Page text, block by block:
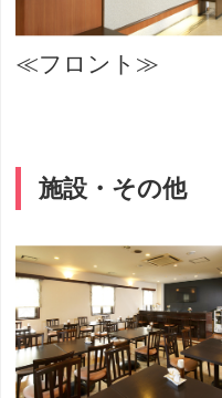
≪フロント≫
施設・その他